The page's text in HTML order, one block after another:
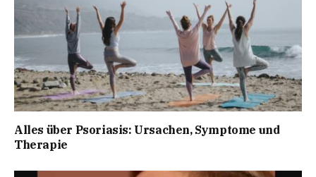
Alles über Psoriasis: Ursachen, Symptome und
Therapie